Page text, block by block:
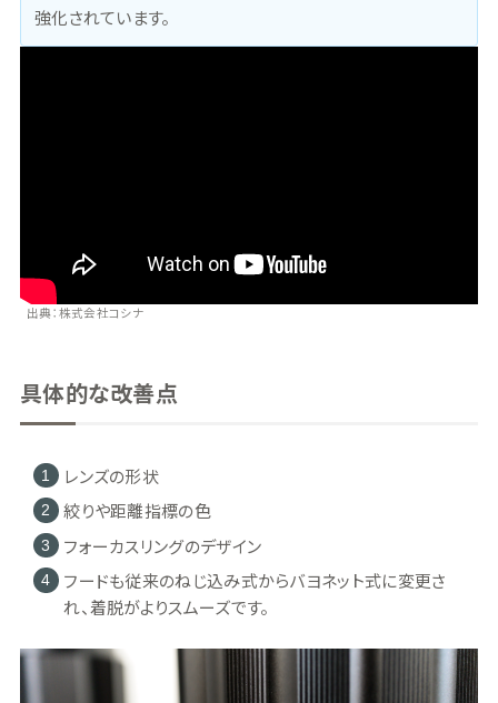
強化されています。
出典：株式会社コシナ
具体的な改善点
レンズの形状
絞りや距離指標の色
フォーカスリングのデザイン
フードも従来のねじ込み式からバヨネット式に変更さ
れ、着脱がよりスムーズです。